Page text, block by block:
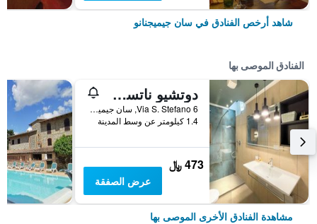
شاهد أرخص الفنادق في سان جيميجنانو
الفنادق الموصى بها
دوتشيو ناتسي رومز - جيست هاوس
Via S. Stefano 6, سان جيميجنانو, توسكانا, إيطاليا
1.4 كيلومتر عن وسط المدينة
473 ﷼
عرض الصفقة
مشاهدة الفنادق الأخرى الموصى بها